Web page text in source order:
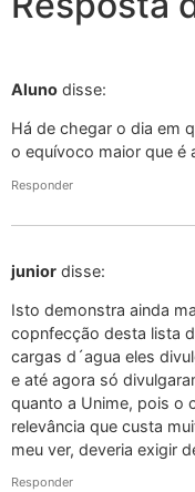
Aluno disse:
Há de chegar o dia em
o equívoco maior que é
Responder
junior disse:
Isto demonstra ainda
copnfecção desta lista
cargas d´agua eles
e até agora só
quanto a Unime, pois o
relevância que custa
meu ver, deveria exigir
Responder